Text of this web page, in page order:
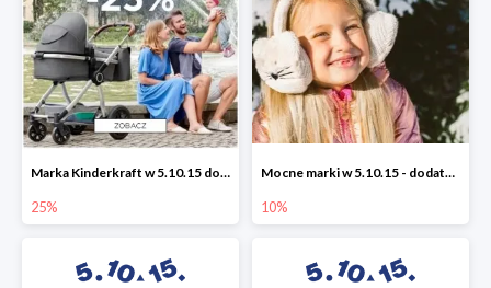
Marka Kinderkraft w 5.10.15 do -25%
25%
Mocne marki w 5.10.15 - dodatkowe -10% rabatu
10%